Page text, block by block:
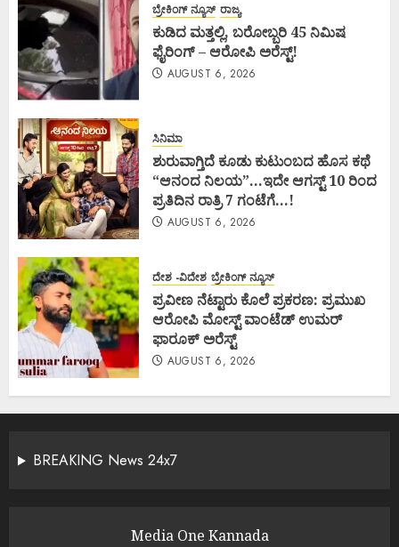
ಬ್ರೇಕಿಂಗ್ ನ್ಯೂಸ್ ರಾಜ್ಯ
ಕುಡಿದ ಮತ್ತಲ್ಲಿ, ಬರೋಬ್ಬರಿ 45 ನಿಮಿಷ
ಫೈರಿಂಗ್ – ಆರೋಪಿ ಅರೆಸ್ಟ್!
AUGUST 6, 2026
ಸಿನಿಮಾ
ಶುರುವಾಗ್ತಿದೆ ಕೂಡು ಕುಟುಂಬದ ಹೊಸ ಕಥೆ
“ಆನಂದ ನಿಲಯ”…ಇದೇ ಆಗಸ್ಟ್ 10 ರಿಂದ
ಪ್ರತಿದಿನ ರಾತ್ರಿ 7 ಗಂಟೆಗೆ…!
AUGUST 6, 2026
ದೇಶ -ವಿದೇಶ ಬ್ರೇಕಿಂಗ್ ನ್ಯೂಸ್
ಪ್ರವೀಣ ನೆಟ್ಟಾರು ಕೊಲೆ ಪ್ರಕರಣ: ಪ್ರಮುಖ
ಆರೋಪಿ ಮೋಸ್ಟ್ ವಾಂಟೆಡ್ ಉಮರ್
ಫಾರೂಕ್ ಅರೆಸ್ಟ್
AUGUST 6, 2026
BREAKING News 24x7
Media One Kannada